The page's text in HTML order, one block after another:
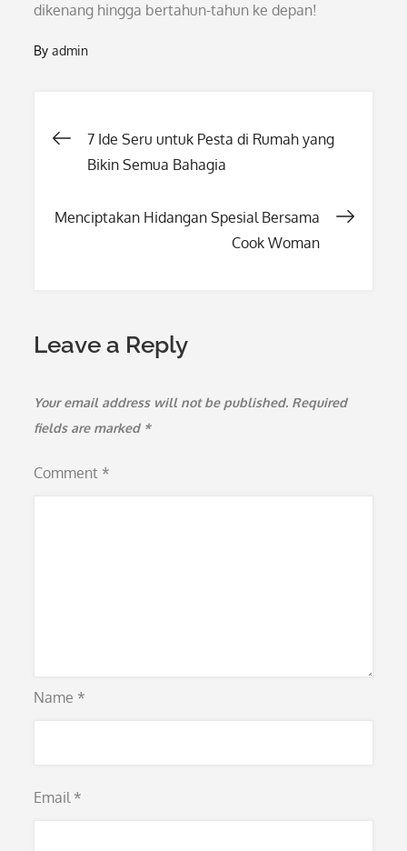
dikenang hingga bertahun-tahun ke depan!
Byadmin
Post
7 Ide Seru untuk Pesta di Rumah yang
Bikin Semua Bahagia
Menciptakan Hidangan Spesial Bersama
Cook Woman
Leave a Reply
Your email address will not be published. Required
fields are marked *
Comment *
Name *
Email *